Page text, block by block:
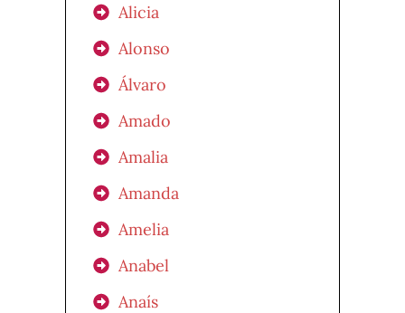
Alicia
Alonso
Álvaro
Amado
Amalia
Amanda
Amelia
Anabel
Anaís